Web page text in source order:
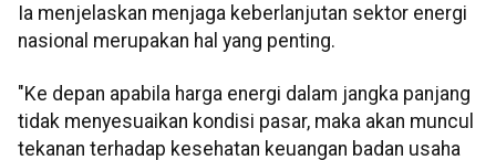
Ia menjelaskan menjaga keberlanjutan sektor energi
nasional merupakan hal yang penting.
"Ke depan apabila harga energi dalam jangka panjang
tidak menyesuaikan kondisi pasar, maka akan muncul
tekanan terhadap kesehatan keuangan badan usaha